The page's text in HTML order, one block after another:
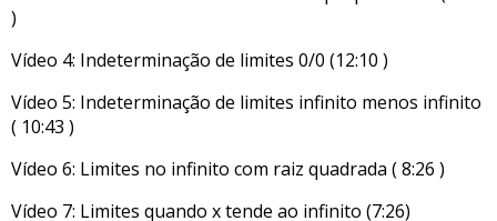
)
Vídeo 4: Indeterminação de limites 0/0 (12:10 )
Vídeo 5: Indeterminação de limites infinito menos infinito
( 10:43 )
Vídeo 6: Limites no infinito com raiz quadrada ( 8:26 )
Vídeo 7: Limites quando x tende ao infinito (7:26)